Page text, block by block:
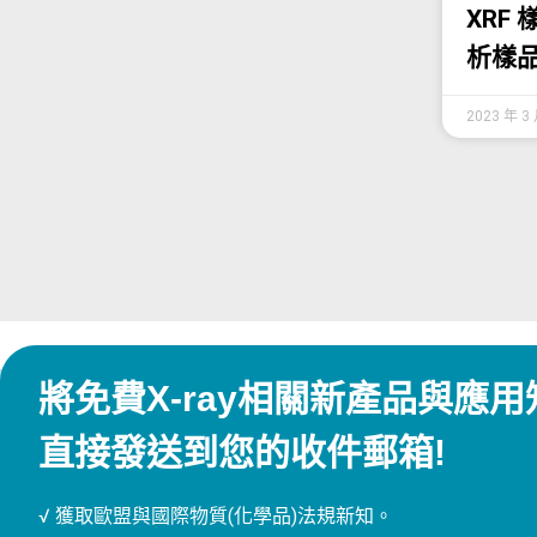
XRF
析樣
2023 年 3
將免費X-ray相關新產品與應用
直接發送到您的收件郵箱!
√ 獲取歐盟與國際物質(化學品)法規新知。